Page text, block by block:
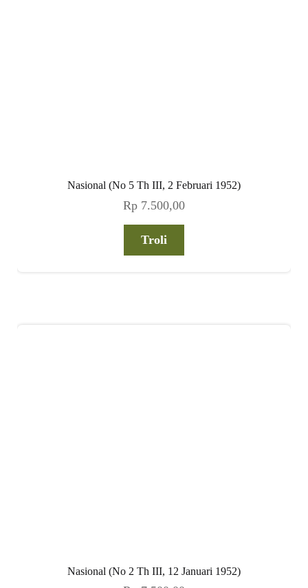
Nasional (No 5 Th III, 2 Februari 1952)
Rp 7.500,00
Troli
Nasional (No 2 Th III, 12 Januari 1952)